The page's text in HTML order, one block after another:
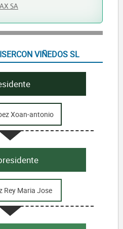
SA
VIÑEDOS SL
Xoan-antonio
Rey Maria Jose